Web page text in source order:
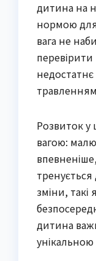
дитина на
нормою для
вага не
Розвиток у
вагою:
тренується
зміни, такі
дитина